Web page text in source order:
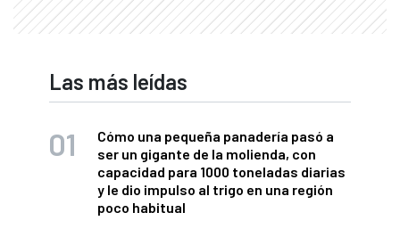
Las más leídas
Cómo una pequeña panadería pasó a
ser un gigante de la molienda, con
capacidad para 1000 toneladas diarias
y le dio impulso al trigo en una región
poco habitual